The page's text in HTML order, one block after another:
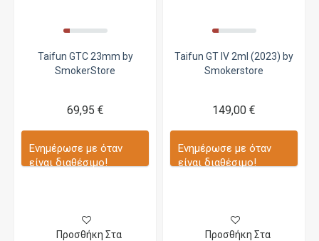
Taifun GTC 23mm by
SmokerStore
69,95 €
Ενημέρωσε με όταν
είναι διαθέσιμο!
Προσθήκη Στα
Taifun GT IV 2ml (2023) by
Smokerstore
149,00 €
Ενημέρωσε με όταν
είναι διαθέσιμο!
Προσθήκη Στα